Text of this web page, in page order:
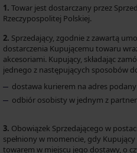
1. Towar jest dostarczany przez
Rzeczypospolitej Polskiej.
2. Sprzedający, zgodnie z zawartą
dostarczenia Kupującemu towaru
akcesoriami. Kupujący, składając
jednego z następujących sposobów
dostawa kurierem na adres
odbiór osobisty w jednym z
3. Obowiązek Sprzedającego w
spełniony w momencie, gdy
towarem w miejscu jego dostawy, o